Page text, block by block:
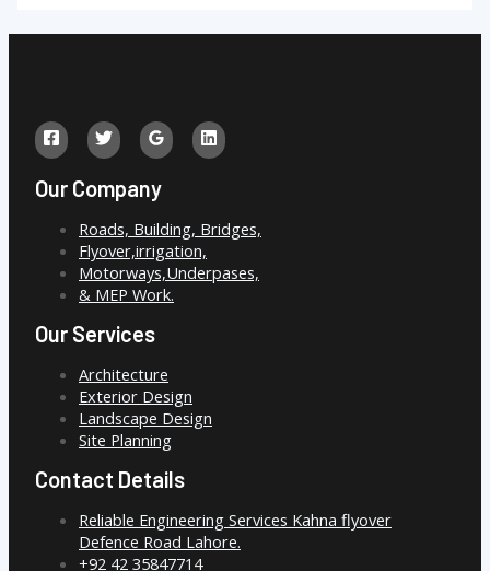
Our Company
Roads, Building, Bridges,
Flyover,irrigation,
Motorways,Underpases,
& MEP Work.
Our Services
Architecture
Exterior Design
Landscape Design
Site Planning
Contact Details
Reliable Engineering Services Kahna flyover
Defence Road Lahore.
+92 42 35847714